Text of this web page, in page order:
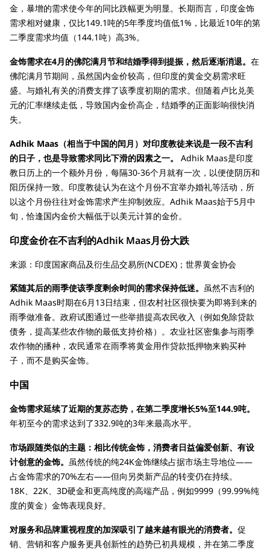
金，暴增的需求使今年的同比跌幅更为明显。长期而言，印度金饰
需求相对健康，仅比149.1吨的5年季度均值低1%，比最近10年的第
二季度需求均值（144.1吨）高3%。
金饰需求在4月的佛陀满月节和结婚季得到提振，然后逐渐消退。 在
佛陀满月节期间，虽然国内金价较高，但印度的黄金交易需求旺
盛。与婚礼有关的消费支撑了该季度初期的需求。但随着卢比兑美
元的汇率继续走低，导致国内金价高企，结婚季的正面影响很快消
失。
Adhik Maas（相当于中国的闰月）对印度教徒来说是一段不吉利
的日子，也是导致需求同比下滑的因素之一。 Adhik Maas是印度
教日历上的一个额外月份，每隔30-36个月就有一次，以便使阴历和
阳历保持一致。印度教徒认为在这个月份不宜举办婚礼等活动，所
以这个月份往往对金饰需求产生抑制效应。Adhik Maas始于5月中
旬，恰逢国内金价大幅低于以美元计算的金价。
印度金价在不吉利的Adhik Maas月份大跌
来源：印度国家商品及衍生品交易所(NCDEX)；世界黄金协会
紧随其后的雨季使该季度剩余时间的需求保持低迷。 虽然不吉利的
Adhik Maas时期在6月13日结束，但农村社区很快要为即将到来的
雨季做准备。政府试图通过一些举措提高农民收入（例如免除贷款
债务，提高某些农作物的最低支持价格）。农业社区密集参与雨季
农作物的播种，农民通常在雨季将黄金用作贷款抵押物来购买种
子，而不是购买金饰。
中国
金饰需求延续了近期的复苏态势，在第二季度增长5%至144.9吨。
年初至今的需求达到了332.9吨的3年来最高水平。
市场跟随类似的主题：相比传统金饰，消费者日益偏爱创新、有设
计创意的金饰。 虽然传统的纯24K金饰继续占据市场主导地位——
占金饰需求的70%左右——但向另类新产品的转变仍在持续。
18K、22K、3D硬金和更高纯度的高端产品，例如9999（99.99%纯
度的黄金）金饰表现良好。
对服务和品牌重视程度的加深吸引了越来越有眼光的消费者。 促
销、营销和客户服务更具创新性的趋势已初具规模，并在第二季度